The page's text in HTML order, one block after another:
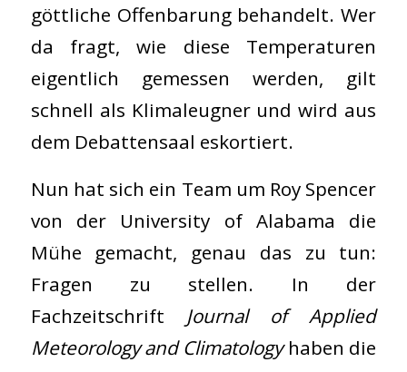
göttliche Offenbarung behandelt. Wer
da fragt, wie diese Temperaturen
eigentlich gemessen werden, gilt
schnell als Klimaleugner und wird aus
dem Debattensaal eskortiert.
Nun hat sich ein Team um Roy Spencer
von der University of Alabama die
Mühe gemacht, genau das zu tun:
Fragen zu stellen. In der
Fachzeitschrift Journal of Applied
Meteorology and Climatologyhaben die